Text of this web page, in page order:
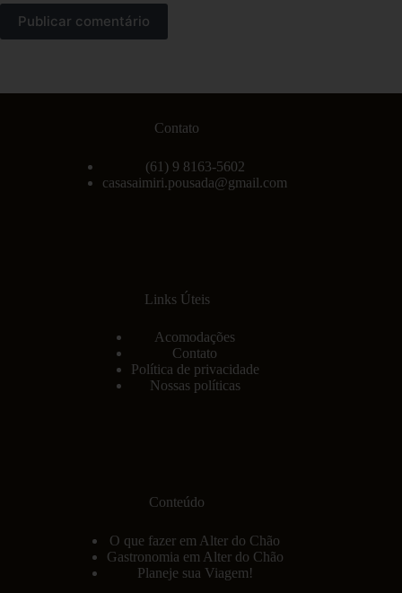
Publicar comentário
Contato
(61) 9 8163-5602
casasaimiri.pousada@gmail.com
Links Úteis
Acomodações
Contato
Política de privacidade
Nossas políticas
Conteúdo
O que fazer em Alter do Chão
Gastronomia em Alter do Chão
Planeje sua Viagem!